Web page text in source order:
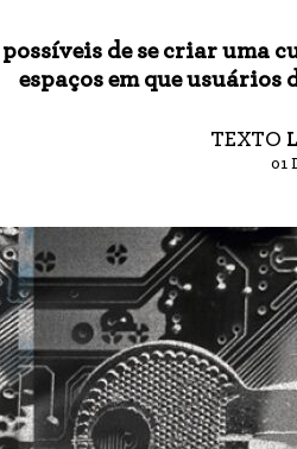
de se criar uma
espaços em que usuários
TEXTO
01